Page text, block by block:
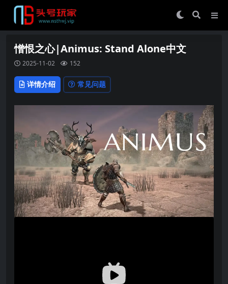
憎恨之心|Animus: Stand Alone中文
2025-11-02 152
详情介绍 常见问题